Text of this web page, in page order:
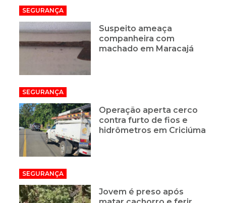
SEGURANÇA
Suspeito ameaça
companheira com
machado em Maracajá
SEGURANÇA
Operação aperta cerco
contra furto de fios e
hidrômetros em Criciúma
SEGURANÇA
Jovem é preso após